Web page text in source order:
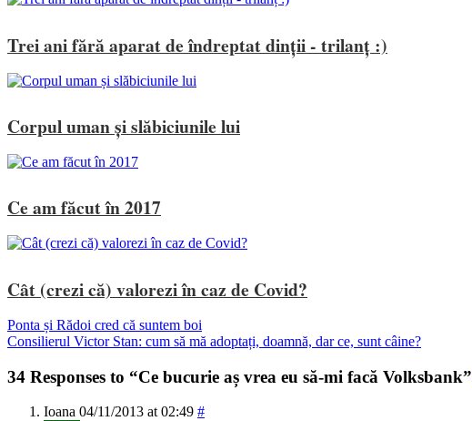
Trei ani fără aparat de îndreptat dinții - trilanț :)
Corpul uman și slăbiciunile lui
Ce am făcut în 2017
Cât (crezi că) valorezi în caz de Covid?
Ponta și Rădoi cred că suntem boi
Consilierul Victor Stan: cum să mă adoptați, doamnă, dar ce, sunt câine?
34 Responses to “Ce bucurie aș vrea eu să-mi facă Volksbank”
Ioana 04/11/2013 at 02:49 #